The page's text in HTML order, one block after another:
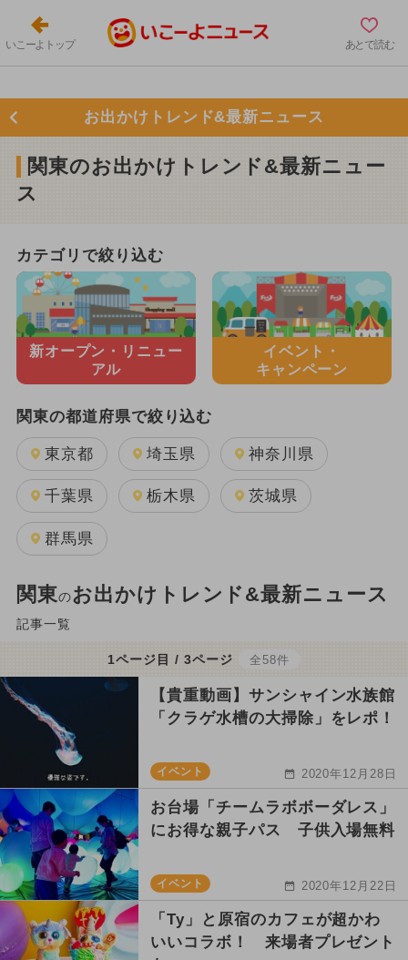
いこーよトップ あとで読む
お出かけトレンド&最新ニュース
関東のお出かけトレンド&最新ニュー
ス
カテゴリで絞り込む
新オープン・ リニュー
アル
イベント・
キャンペーン
関東の都道府県で絞り込む
東京都 埼玉県 神奈川県
千葉県 栃木県 茨城県
群馬県
関東のお出かけトレンド&最新ニュース
記事一覧
1ページ目 / 3ページ 全58件
【貴重動画】サンシャイン水族館
「クラゲ水槽の大掃除」をレポ！
イベント 2020年12月28日
お台場「チームラボボーダレス」
にお得な親子パス 子供入場無料
イベント 2020年12月22日
「Ty」と原宿のカフェが超かわ
いいコラボ！ 来場者プレゼント